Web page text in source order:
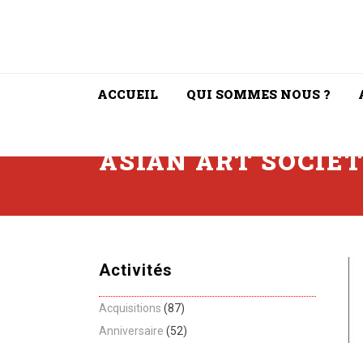
ACCUEIL QUI SOMMES NOUS ?
ASIAN ART
Activités
Acquisitions (87)
Anniversaire (52)